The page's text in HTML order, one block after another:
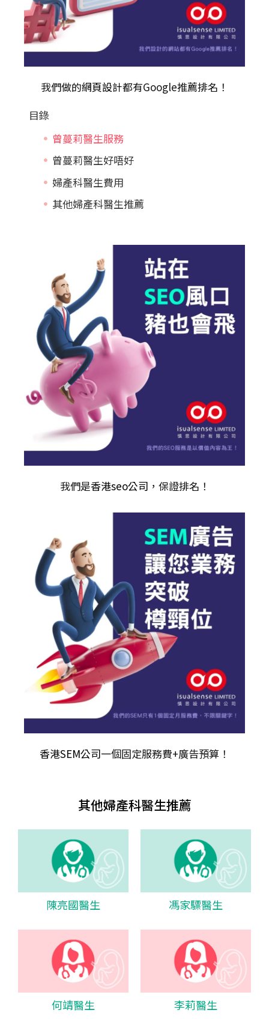
我們做的網頁設計都有Google推薦排名！
目錄
曾蔓莉醫生服務
曾蔓莉醫生好唔好
婦產科醫生費用
其他婦產科醫生推薦
我們是香港seo公司 ，保證排名！
香港SEM公司一個固定服務費+廣告預算！
其他婦產科醫生推薦
陳亮國醫生 馮家驃醫生
何靖醫生 李莉醫生